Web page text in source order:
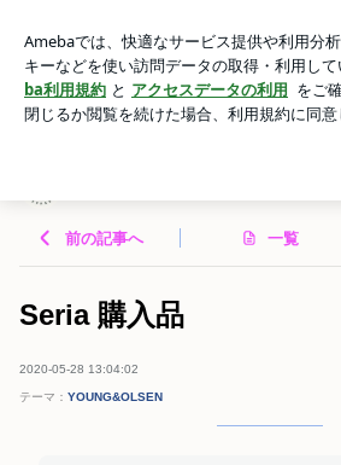
アプリをダウンロードして ブログの更新通知
ょう。
前の記事へ 一覧
Seria 購入品
2020-05-28 13:04:02
テーマ： YOUNG&OLSEN